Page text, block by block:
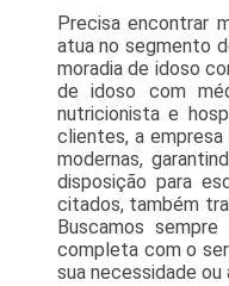
Precisa encontrar
atua no segmento
moradia de idoso
de idoso com
nutricionista e
clientes, a
modernas,
disposição para
citados, também
Buscamos
completa com o
sua necessidade ou